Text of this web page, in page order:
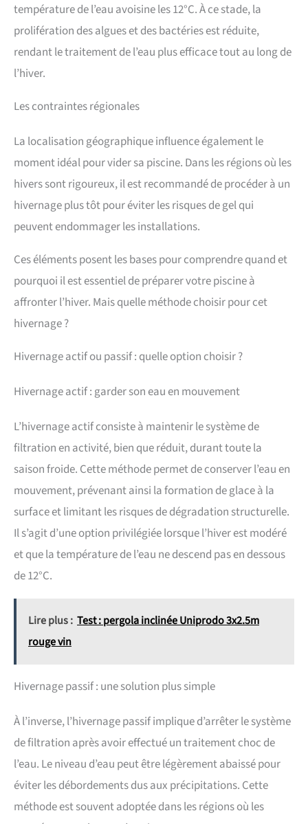
température de l’eau avoisine les 12°C. À ce stade, la
prolifération des algues et des bactéries est réduite,
rendant le traitement de l’eau plus efficace tout au long de
l’hiver.
Les contraintes régionales
La localisation géographique influence également le
moment idéal pour vider sa piscine. Dans les régions où les
hivers sont rigoureux, il est recommandé de procéder à un
hivernage plus tôt pour éviter les risques de gel qui
peuvent endommager les installations.
Ces éléments posent les bases pour comprendre quand et
pourquoi il est essentiel de préparer votre piscine à
affronter l’hiver. Mais quelle méthode choisir pour cet
hivernage ?
Hivernage actif ou passif : quelle option choisir ?
Hivernage actif : garder son eau en mouvement
L’hivernage actif consiste à maintenir le système de
filtration en activité, bien que réduit, durant toute la
saison froide. Cette méthode permet de conserver l’eau en
mouvement, prévenant ainsi la formation de glace à la
surface et limitant les risques de dégradation structurelle.
Il s’agit d’une option privilégiée lorsque l’hiver est modéré
et que la température de l’eau ne descend pas en dessous
de 12°C.
Lire plus : Test : pergola inclinée Uniprodo 3x2.5m
rouge vin
Hivernage passif : une solution plus simple
À l’inverse, l’hivernage passif implique d’arrêter le système
de filtration après avoir effectué un traitement choc de
l’eau. Le niveau d’eau peut être légèrement abaissé pour
éviter les débordements dus aux précipitations. Cette
méthode est souvent adoptée dans les régions où les